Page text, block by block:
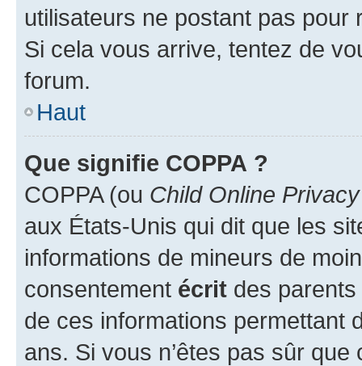
utilisateurs ne postant pas pour
Si cela vous arrive, tentez de
forum.
Haut
Que signifie COPPA ?
COPPA (ou Child Online
aux États-Unis qui dit que les
informations de mineurs de
consentement écrit des parents
de ces informations permettant
ans. Si vous n’êtes pas sûr